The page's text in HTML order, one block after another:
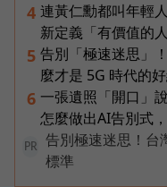
4 連黃仁勳都叫年輕
新定義「有價值的
5 告別「極速迷思」
麼才是 5G 時代的
6 一張遺照「開口」
怎麼做出AI告別式
PR
告別極速迷思！台
標準